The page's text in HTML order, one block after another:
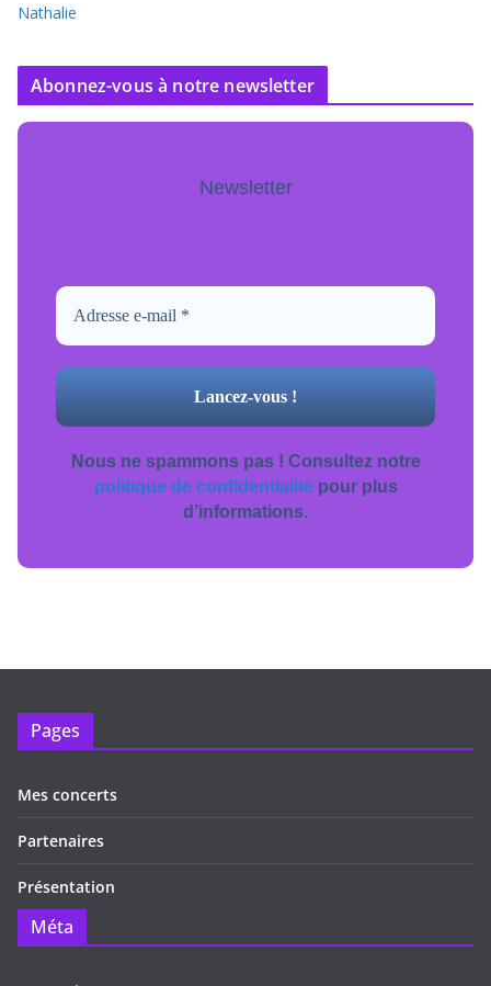
Nathalie
Abonnez-vous à notre newsletter
Newsletter
Nous ne spammons pas ! Consultez notre
politique de confidentialitépour plus
d’informations.
Pages
Mes concerts
Partenaires
Présentation
Méta